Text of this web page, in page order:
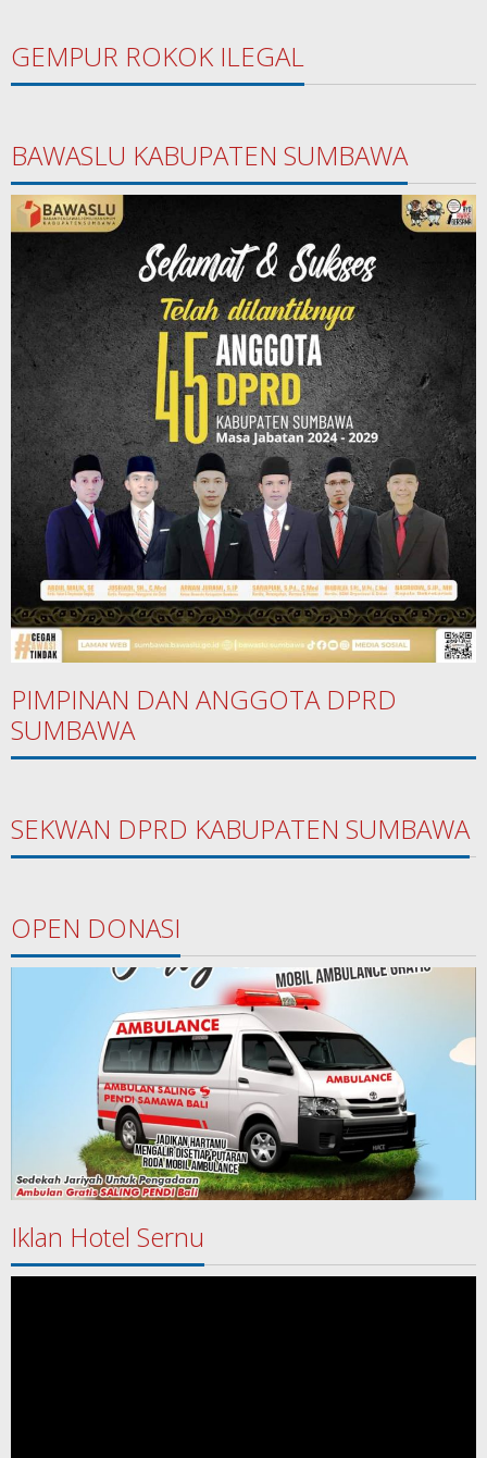
GEMPUR ROKOK ILEGAL
BAWASLU KABUPATEN SUMBAWA
PIMPINAN DAN ANGGOTA DPRD
SUMBAWA
SEKWAN DPRD KABUPATEN SUMBAWA
OPEN DONASI
Iklan Hotel Sernu